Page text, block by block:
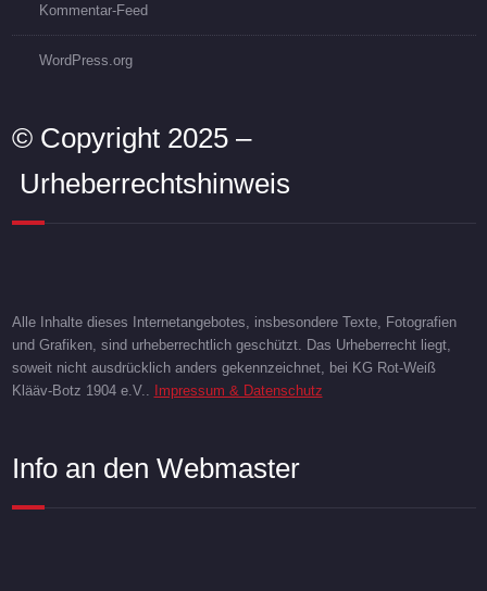
Kommentar-Feed
WordPress.org
© Copyright 2025 –
Urheberrechtshinweis
Alle Inhalte dieses Internetangebotes, insbesondere Texte, Fotografien
und Grafiken, sind urheberrechtlich geschützt. Das Urheberrecht liegt,
soweit nicht ausdrücklich anders gekennzeichnet, bei KG Rot-Weiß
Klääv-Botz 1904 e.V..
Impressum & Datenschutz
Info an den Webmaster